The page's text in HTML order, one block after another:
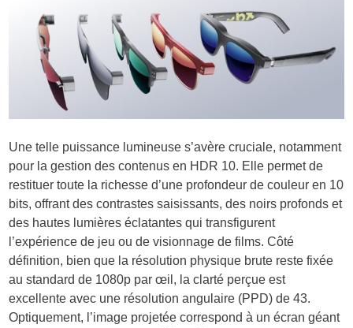
Une telle puissance lumineuse s’avère cruciale, notamment
pour la gestion des contenus en HDR 10. Elle permet de
restituer toute la richesse d’une profondeur de couleur en 10
bits, offrant des contrastes saisissants, des noirs profonds et
des hautes lumières éclatantes qui transfigurent
l’expérience de jeu ou de visionnage de films. Côté
définition, bien que la résolution physique brute reste fixée
au standard de 1080p par œil, la clarté perçue est
excellente avec une résolution angulaire (PPD) de 43.
Optiquement, l’image projetée correspond à un écran géant